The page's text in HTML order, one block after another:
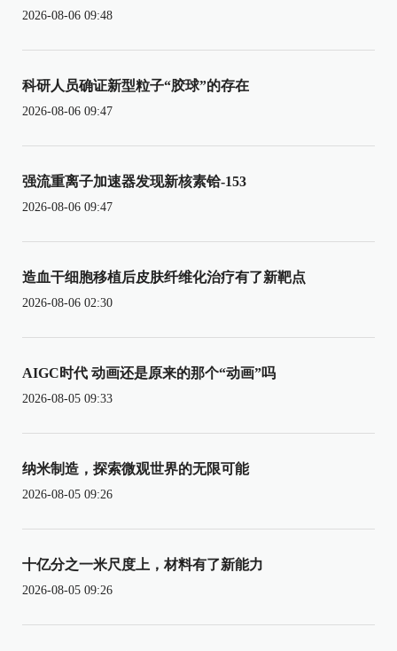
2026-08-06 09:48
科研人员确证新型粒子“胶球”的存在
2026-08-06 09:47
强流重离子加速器发现新核素铪-153
2026-08-06 09:47
造血干细胞移植后皮肤纤维化治疗有了新靶点
2026-08-06 02:30
AIGC时代 动画还是原来的那个“动画”吗
2026-08-05 09:33
纳米制造，探索微观世界的无限可能
2026-08-05 09:26
十亿分之一米尺度上，材料有了新能力
2026-08-05 09:26